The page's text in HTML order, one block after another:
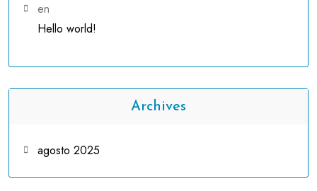
en
Hello world!
Archives
agosto 2025